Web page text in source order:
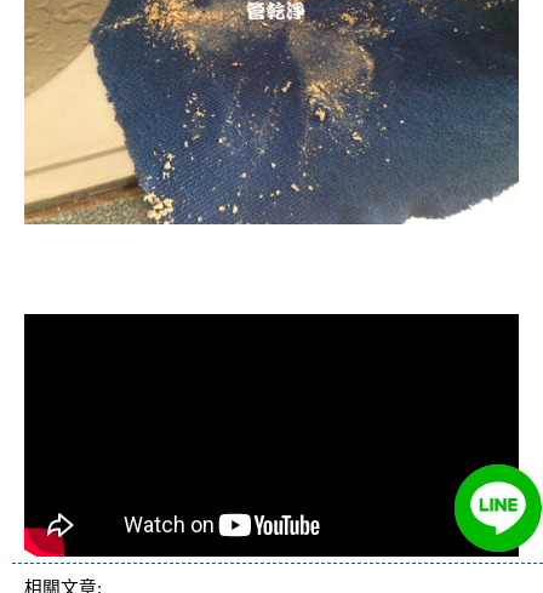
相關文章: